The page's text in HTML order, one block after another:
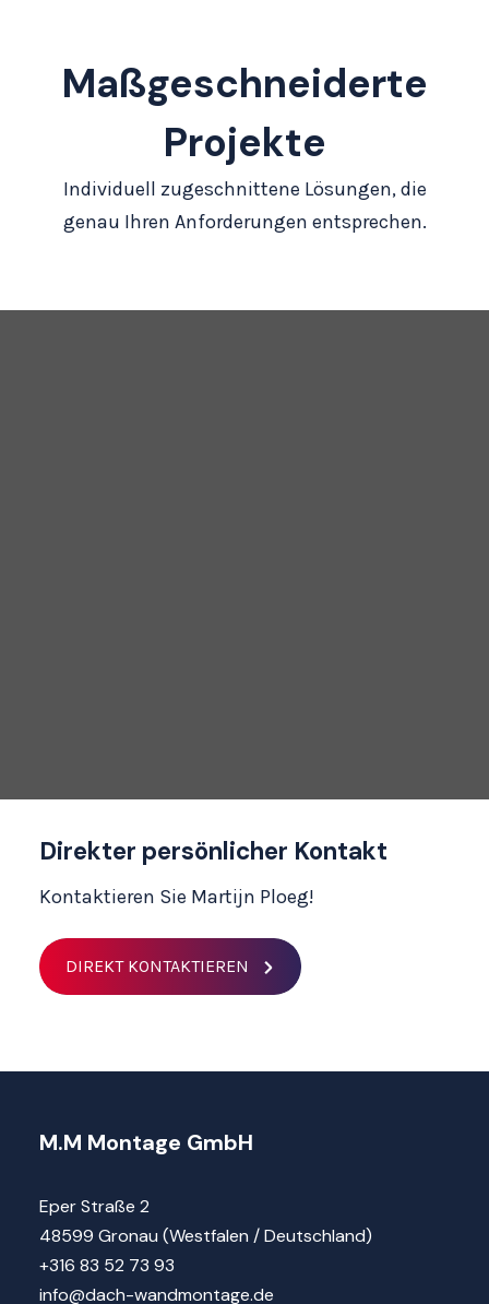
Maßgeschneiderte
Projekte
Individuell zugeschnittene Lösungen, die
genau Ihren Anforderungen entsprechen.
Direkter persönlicher Kontakt
Kontaktieren Sie Martijn Ploeg!
DIREKT KONTAKTIEREN
M.M Montage GmbH
Eper Straße 2
48599 Gronau (Westfalen / Deutschland)
+316 83 52 73 93
info@dach-wandmontage.de